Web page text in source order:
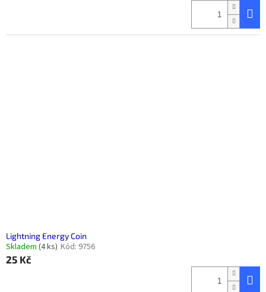
Lightning Energy Coin
Skladem (4 ks) Kód: 9756
25 Kč